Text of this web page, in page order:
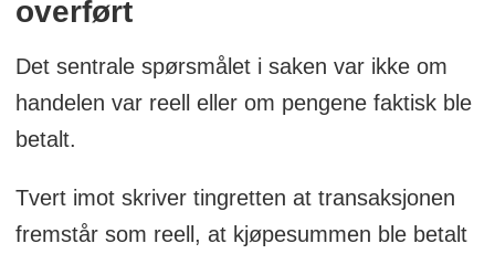
rettsvern for kjøpet.
Tingretten ga konkursboet medhold.
Rental.one varsler nå anke til
overført
Det sentrale spørsmålet i saken var ikke om
handelen var reell eller om pengene faktisk ble
betalt.
Tvert imot skriver tingretten at transaksjonen
fremstår som reell, at kjøpesummen ble betalt